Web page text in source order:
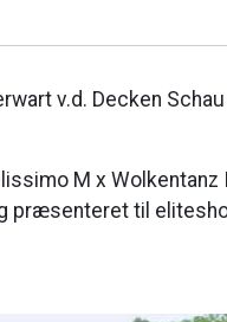
v.d. Decken
M x Wolkentanz
præsenteret til